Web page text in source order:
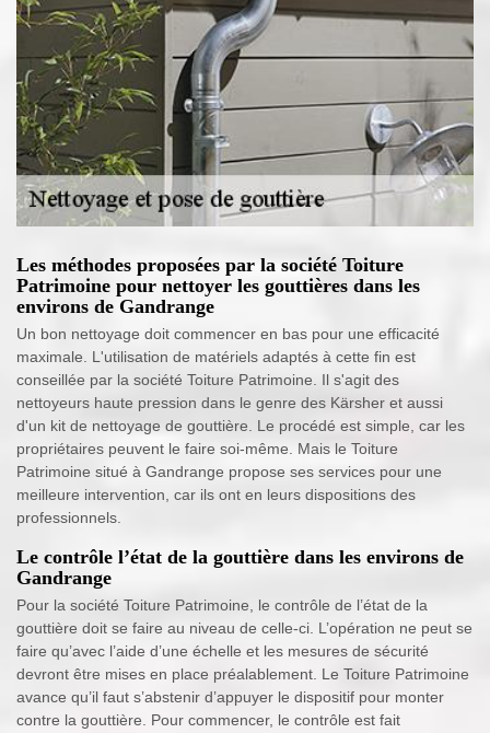
Les méthodes proposées par la société Toiture
Patrimoine pour nettoyer les gouttières dans les
environs de Gandrange
Un bon nettoyage doit commencer en bas pour une efficacité
maximale. L'utilisation de matériels adaptés à cette fin est
conseillée par la société Toiture Patrimoine. Il s'agit des
nettoyeurs haute pression dans le genre des Kärsher et aussi
d'un kit de nettoyage de gouttière. Le procédé est simple, car les
propriétaires peuvent le faire soi-même. Mais le Toiture
Patrimoine situé à Gandrange propose ses services pour une
meilleure intervention, car ils ont en leurs dispositions des
professionnels.
Le contrôle l’état de la gouttière dans les environs de
Gandrange
Pour la société Toiture Patrimoine, le contrôle de l’état de la
gouttière doit se faire au niveau de celle-ci. L’opération ne peut se
faire qu’avec l’aide d’une échelle et les mesures de sécurité
devront être mises en place préalablement. Le Toiture Patrimoine
avance qu’il faut s’abstenir d’appuyer le dispositif pour monter
contre la gouttière. Pour commencer, le contrôle est fait